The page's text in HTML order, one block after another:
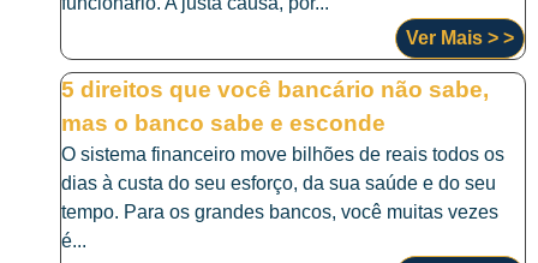
Ver Mais > >
5 direitos que você bancário não sabe,
mas o banco sabe e esconde
O sistema financeiro move bilhões de reais todos os
dias à custa do seu esforço, da sua saúde e do seu
tempo. Para os grandes bancos, você muitas vezes
é...